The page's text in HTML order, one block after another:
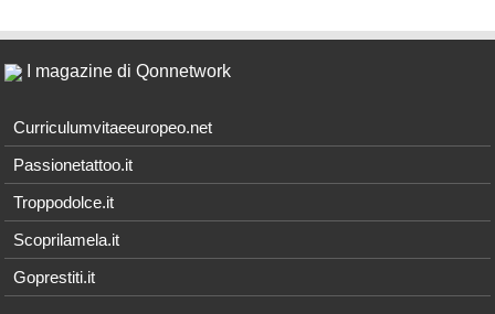
I magazine di Qonnetwork
Curriculumvitaeeuropeo.net
Passionetattoo.it
Troppodolce.it
Scoprilamela.it
Goprestiti.it